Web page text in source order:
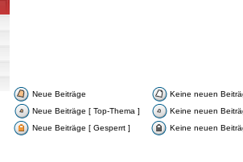
Neue Beiträge
Keine neuen
Neue Beiträge [ Top-Thema ]
Keine neuen
Neue Beiträge [ Gesperrt ]
Keine neuen